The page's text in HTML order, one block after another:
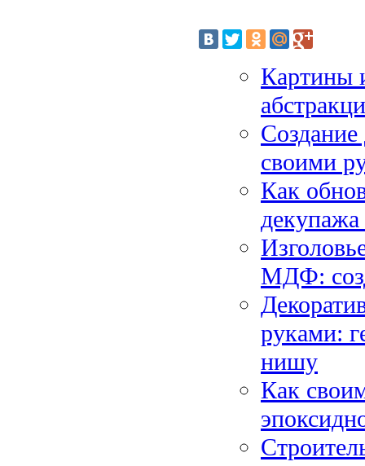
Картины
своими
Как
МДФ:
руками:
нишу
Как